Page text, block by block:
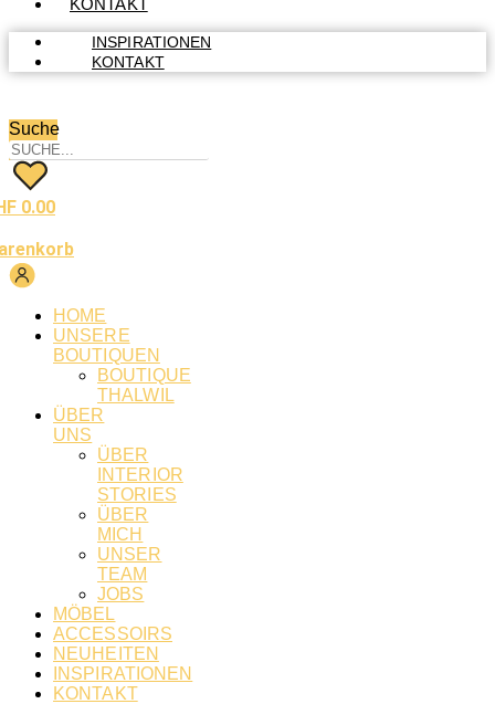
KONTAKT
INSPIRATIONEN
KONTAKT
Suche
0.00
HOME
UNSERE
BOUTIQUEN
BOUTIQUE
THALWIL
ÜBER
UNS
ÜBER
INTERIOR
STORIES
ÜBER
MICH
UNSER
TEAM
JOBS
MÖBEL
ACCESSOIRS
NEUHEITEN
INSPIRATIONEN
KONTAKT